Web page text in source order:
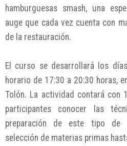
hamburguesas smash, una
auge que cada vez cuenta con
de la restauración.
El curso se desarrollará los
horario de 17:30 a 20:30 horas,
Tolón. La actividad contará con
participantes conocer las
preparación de este tipo de
selección de materias primas